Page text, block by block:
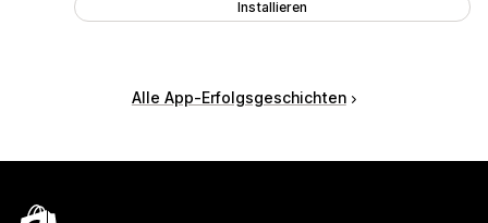
Installieren
Alle App-Erfolgsgeschichten